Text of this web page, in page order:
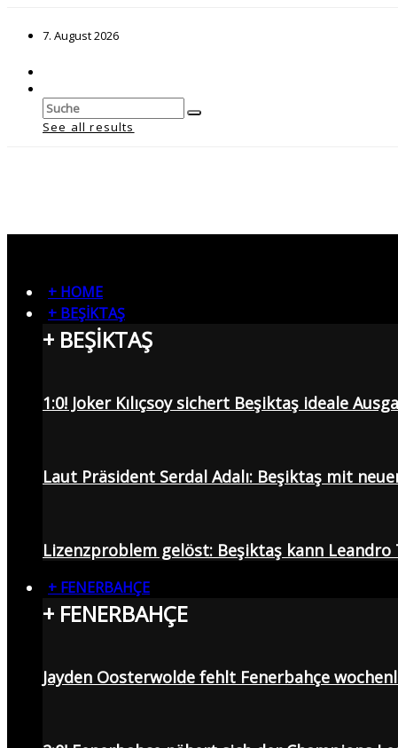
7. August 2026
See all results
+ HOME
+ BEŞİKTAŞ
+ BEŞİKTAŞ
1:0! Joker Kılıçsoy sichert Beşiktaş ideale
Laut Präsident Serdal Adalı: Beşiktaş mit
Lizenzproblem gelöst: Beşiktaş kann
+ FENERBAHÇE
+ FENERBAHÇE
Jayden Oosterwolde fehlt Fenerbahçe